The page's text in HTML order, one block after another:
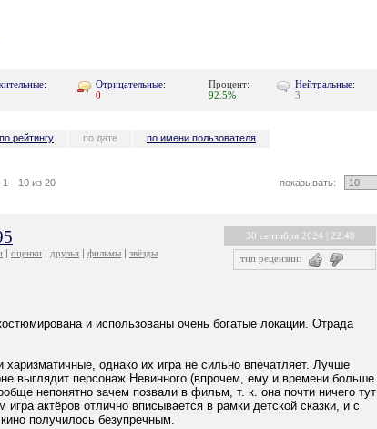
Отрицательные:
0
Процент:
92.5%
Нейтральные:
3
по рейтингу по дате по имени пользователя
показывать:
1—10 из 20
оценки друзья фильмы звёзды
и использованы очень богатые локации. Отрада
харизматичные, однако их игра не сильно впечатляет. Лучше
выглядит персонаж Невинного (впрочем, ему и времени больше
непонятно зачем позвали в фильм, т. к. она почти ничего тут
игра актёров отлично вписывается в рамки детской сказки, и с
получилось безупречным.
30 сентября 2024 | 22:48
тип рецензии: